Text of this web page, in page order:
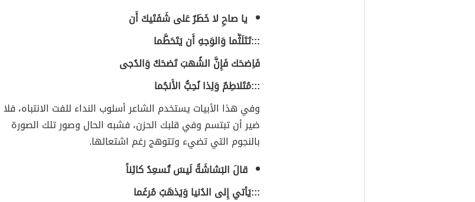
يا صاحِ لا خَطَرٌ عَلى شَفَتَيكَ أَن
:::تَتَلَثَّما وَالوَجهِ أَن يَتَحَطَّما
فَاِضحَك فَإِنَّ الشُهبَ تَضحَكُ وَالدُجى
:::مُتَلاطِمٌ وَلِذا نُحِبُّ الأَنجُما
وفي هذا الأبيات يستخدم الشاعر أسلوب النداء للفت الانتباه، فلا
ضير أن تبتسم وفي قلبك الحزن، فشبه الحال وصور تلك الصورة
بالنجوم التي تضيء وتتوهج رغم اشتعالها.
قالَ البَشاشَةُ لَيسَ تُسعِدُ كائِناً
:::يَأتي إِلى الدُنيا وَيَذهَبُ مُرغَما